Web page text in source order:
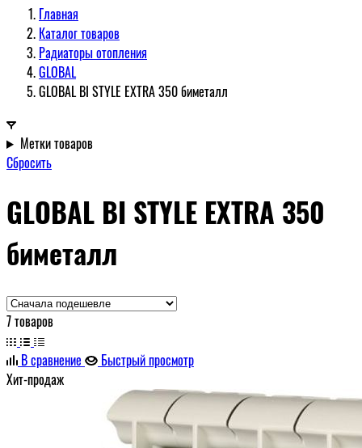
Главная
Каталог товаров
Радиаторы отопления
GLOBAL
GLOBAL BI STYLE EXTRA 350 биметалл
Метки товаров
Сбросить
GLOBAL BI STYLE EXTRA 350
биметалл
7 товаров
В сравнение
Быстрый просмотр
Хит-продаж